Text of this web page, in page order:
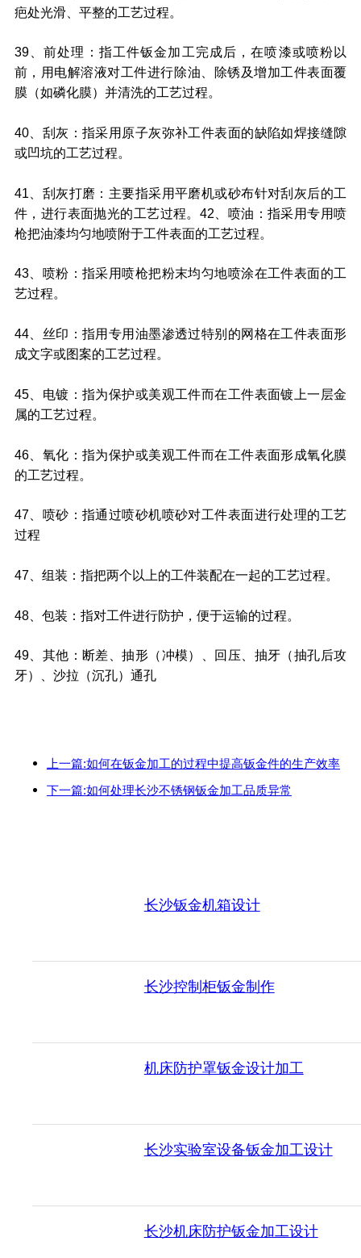
疤处光滑、平整的工艺过程。
39、前处理：指工件钣金加工完成后，在喷漆或喷粉以
前，用电解溶液对工件进行除油、除锈及增加工件表面覆
膜（如磷化膜）并清洗的工艺过程。
40、刮灰：指采用原子灰弥补工件表面的缺陷如焊接缝隙
或凹坑的工艺过程。
41、刮灰打磨：主要指采用平磨机或砂布针对刮灰后的工
件，进行表面抛光的工艺过程。42、喷油：指采用专用喷
枪把油漆均匀地喷附于工件表面的工艺过程。
43、喷粉：指采用喷枪把粉末均匀地喷涂在工件表面的工
艺过程。
44、丝印：指用专用油墨渗透过特别的网格在工件表面形
成文字或图案的工艺过程。
45、电镀：指为保护或美观工件而在工件表面镀上一层金
属的工艺过程。
46、氧化：指为保护或美观工件而在工件表面形成氧化膜
的工艺过程。
47、喷砂：指通过喷砂机喷砂对工件表面进行处理的工艺
过程
47、组装：指把两个以上的工件装配在一起的工艺过程。
48、包装：指对工件进行防护，便于运输的过程。
49、其他：断差、抽形（冲模）、回压、抽牙（抽孔后攻
牙）、沙拉（沉孔）通孔
上一篇:如何在钣金加工的过程中提高钣金件的生产效率
下一篇:如何处理长沙不锈钢钣金加工品质异常
长沙钣金机箱设计
长沙控制柜钣金制作
机床防护罩钣金设计加工
长沙实验室设备钣金加工设计
长沙机床防护钣金加工设计